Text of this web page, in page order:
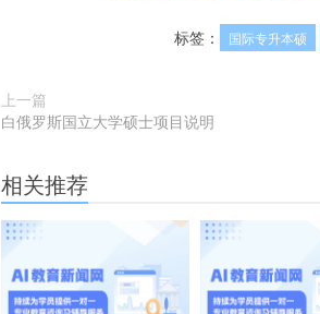
标签： 国际专升本硕
上一篇
白俄罗斯国立大学硕士项目说明
相关推荐